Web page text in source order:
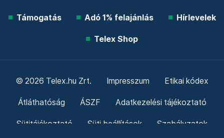
Támogatás Adó 1% felajánlás Hírlevelek
Telex Shop
© 2026 Telex.hu Zrt. Impresszum Etikai kódex
Átláthatóság ÁSZF Adatkezelési tájékoztató
Sütitájékoztató Süti beállítások Szabályzatok